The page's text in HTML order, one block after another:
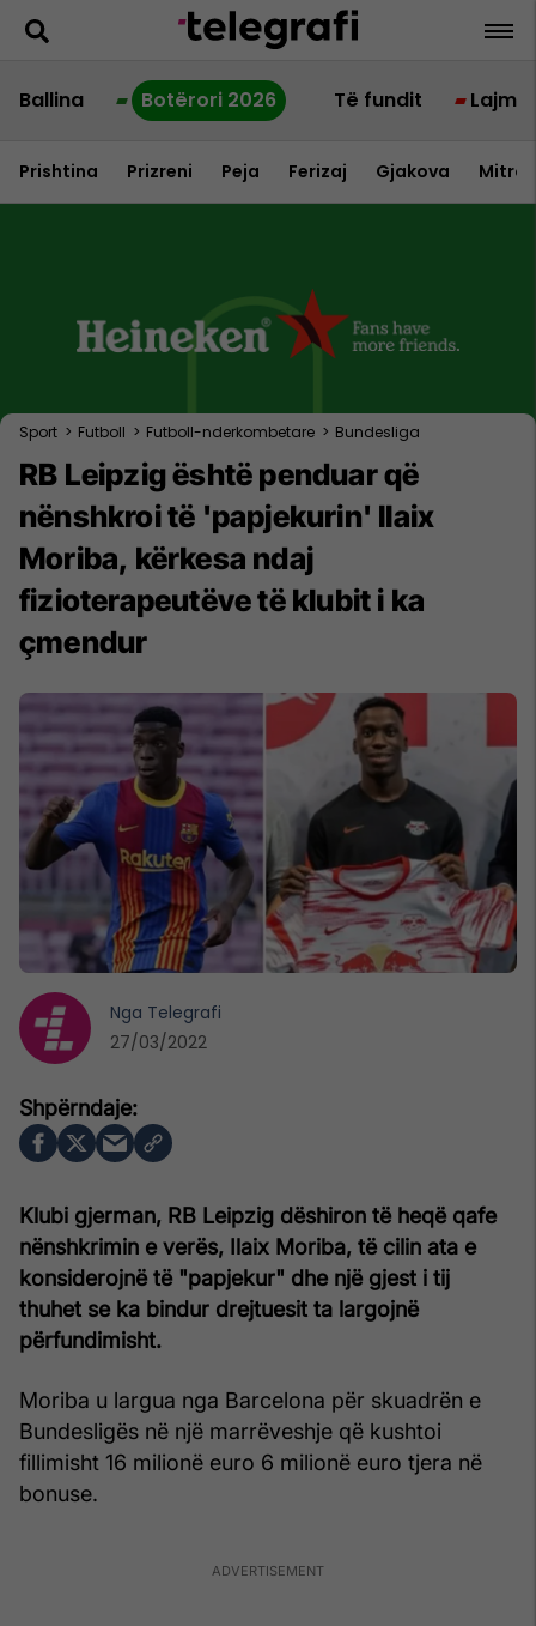
Ballina Botërori 2026 Të fundit Lajme
Prishtina Prizreni Peja Ferizaj Gjakova
Sport > Futboll > Futboll-nderkombetare > Bundesliga
RB Leipzig është penduar që
nënshkroi të 'papjekurin' Ilaix
Moriba, kërkesa ndaj
fizioterapeutëve të klubit i ka
çmendur
Klubi gjerman, RB Leipzig dëshiron të heqë qafe
nënshkrimin e verës, Ilaix Moriba, të cilin ata e
konsiderojnë të "papjekur" dhe një gjest i tij
thuhet se ka bindur drejtuesit ta largojnë
përfundimisht.
Moriba u largua nga Barcelona për skuadrën e
Bundesligës në një marrëveshje që kushtoi
fillimisht 16 milionë euro 6 milionë euro tjera në
bonuse.
Nga Telegrafi
27/03/2022